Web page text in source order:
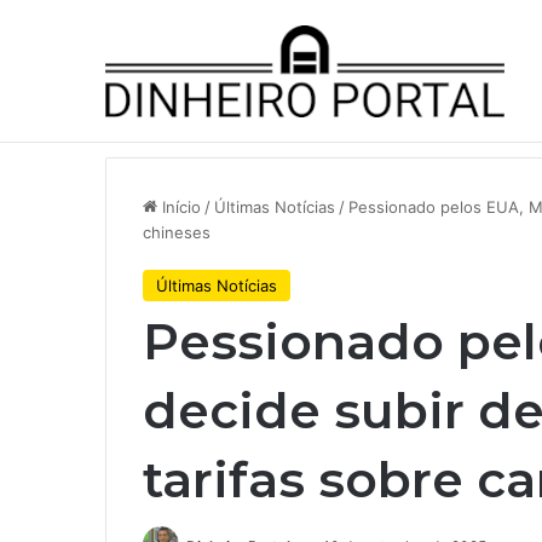
Notícias de Última Hora A Volkswagen está em
Início / Últimas Notícias / Pessionado pelos EUA,
chineses
Últimas Notícias
Pessionado
decide subir
tarifas sobre